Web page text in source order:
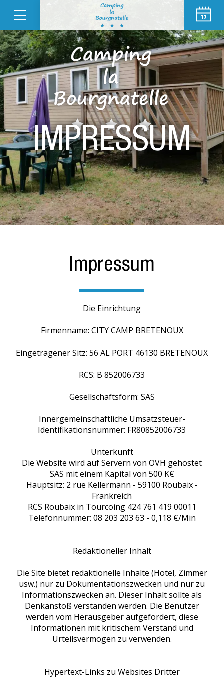
IMPRESSUM
Impressum
Die Einrichtung
Firmenname: CITY CAMP BRETENOUX
Eingetragener Sitz: 56 AL PORT 46130 BRETENOUX
RCS: B 852006733
Gesellschaftsform: SAS
Innergemeinschaftliche Umsatzsteuer-
Identifikationsnummer: FR80852006733
Unterkunft
Die Website wird auf Servern von OVH gehostet
SAS mit einem Kapital von 500 K€
Hauptsitz: 2 rue Kellermann - 59100 Roubaix -
Frankreich
RCS Roubaix in Tourcoing 424 761 419 00011
Telefonnummer: 08 203 203 63 - 0,118 €/Min
Redaktioneller Inhalt
Die Site bietet redaktionelle Inhalte (Hotel, Zimmer
usw.) nur zu Dokumentationszwecken und nur zu
Informationszwecken an. Dieser Inhalt sollte als
Denkanstoß verstanden werden. Die Benutzer
werden vom Herausgeber aufgefordert, diese
Informationen mit kritischem Verstand und
Urteilsvermögen zu verwenden.
Hypertext-Links zu Websites Dritter